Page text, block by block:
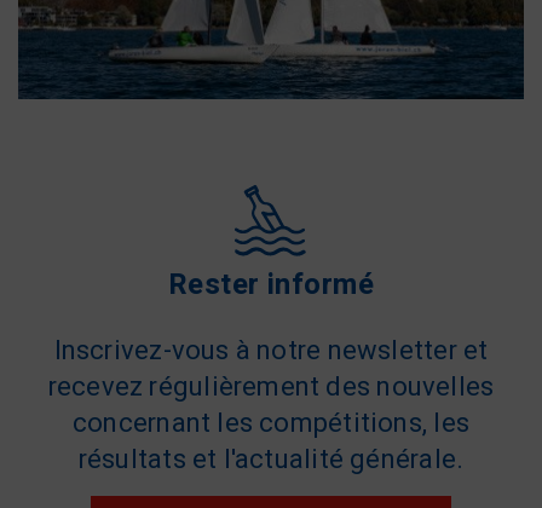
Rester informé
Inscrivez-vous à notre newsletter et
recevez régulièrement des nouvelles
concernant les compétitions, les
résultats et l'actualité générale.